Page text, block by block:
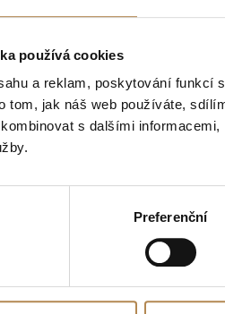
používá cookies
a reklam, poskytování
tom, jak náš web používáte,
s dalšími
Preferenční